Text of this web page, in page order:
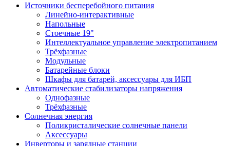
Источники бесперебойного питания
Линейно-интерактивные
Напольные
Стоечные 19"
Интеллектуальное управление электропитанием
Трёхфазные
Модульные
Батарейные блоки
Шкафы для батарей, аксессуары для ИБП
Автоматические стабилизаторы напряжения
Однофазные
Трёхфазные
Солнечная энергия
Поликристалические солнечные панели
Аксессуары
Инверторы и зарядные станции